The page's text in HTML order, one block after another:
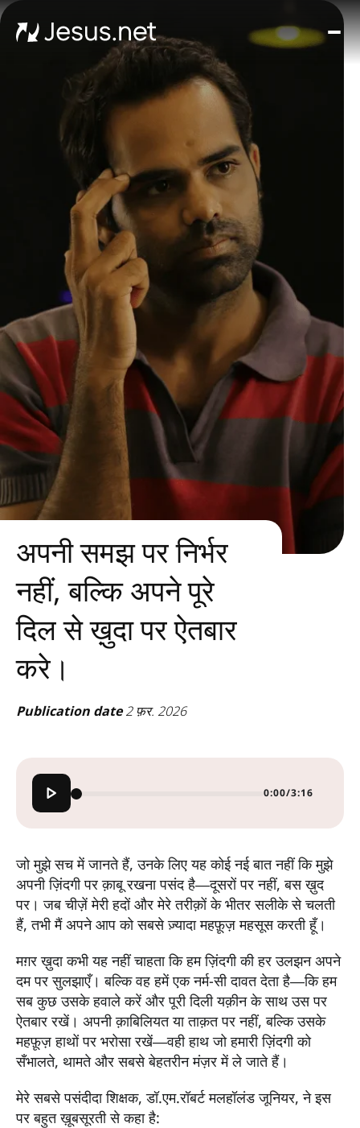
घर
मूवीज़
अपनी समझ पर निर्भर
नहीं, बल्कि अपने पूरे
दिल से ख़ुदा पर ऐतबार
करे।
Publication date2 फ़र. 2026
0:00/3:16
जो मुझे सच में जानते हैं, उनके लिए यह कोई नई बात नहीं कि मुझे
अपनी ज़िंदगी पर क़ाबू रखना पसंद है—दूसरों पर नहीं, बस ख़ुद
पर। जब चीज़ें मेरी हदों और मेरे तरीक़ों के भीतर सलीके से चलती
हैं, तभी मैं अपने आप को सबसे ज़्यादा महफ़ूज़ महसूस करती हूँ।
मग़र ख़ुदा कभी यह नहीं चाहता कि हम ज़िंदगी की हर उलझन अपने
दम पर सुलझाएँ। बल्कि वह हमें एक नर्म-सी दावत देता है—कि हम
सब कुछ उसके हवाले करें और पूरी दिली यक़ीन के साथ उस पर
ऐतबार रखें। अपनी क़ाबिलियत या ताक़त पर नहीं, बल्कि उसके
महफ़ूज़ हाथों पर भरोसा रखें—वही हाथ जो हमारी ज़िंदगी को
सँभालते, थामते और सबसे बेहतरीन मंज़र में ले जाते हैं।
मेरे सबसे पसंदीदा शिक्षक, डॉ.एम.रॉबर्ट मलहॉलंड जूनियर, ने इस
पर बहुत ख़ूबसूरती से कहा है: